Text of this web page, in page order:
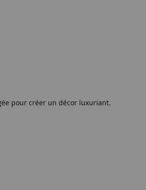
pour créer un décor luxuriant.